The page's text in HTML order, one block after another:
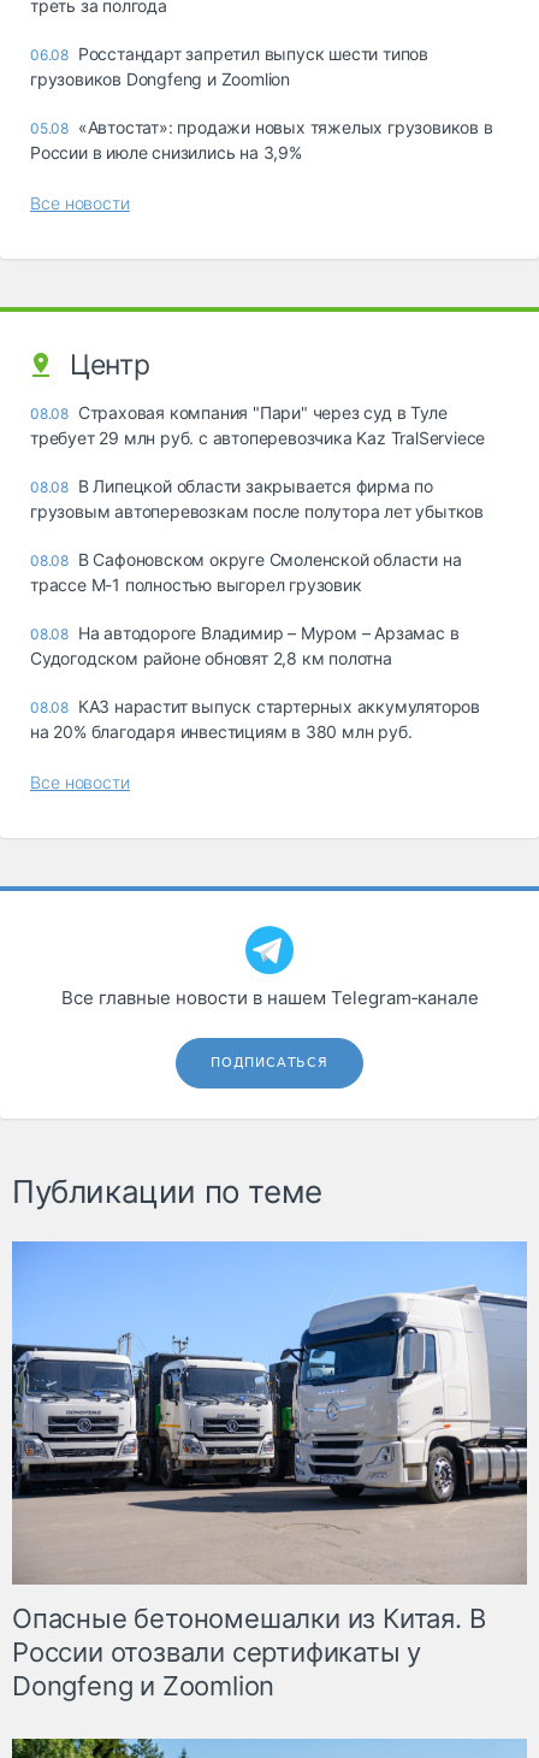
треть за полгода
06.08 Росстандарт запретил выпуск шести типов
грузовиков Dongfeng и Zoomlion
05.08 «Автостат»: продажи новых тяжелых грузовиков в
России в июле снизились на 3,9%
Все новости
Центр
08.08 Страховая компания "Пари" через суд в Туле
требует 29 млн руб. с автоперевозчика Kaz TralServiece
08.08 В Липецкой области закрывается фирма по
грузовым автоперевозкам после полутора лет убытков
08.08 В Сафоновском округе Смоленской области на
трассе М-1 полностью выгорел грузовик
08.08 На автодороге Владимир – Муром – Арзамас в
Судогодском районе обновят 2,8 км полотна
08.08 КАЗ нарастит выпуск стартерных аккумуляторов
на 20% благодаря инвестициям в 380 млн руб.
Все новости
Все главные новости в нашем Telegram‑канале
ПОДПИСАТЬСЯ
Публикации по теме
Опасные бетономешалки из Китая. В
России отозвали сертификаты у
Dongfeng и Zoomlion